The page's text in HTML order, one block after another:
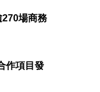
270場商務
作項目發